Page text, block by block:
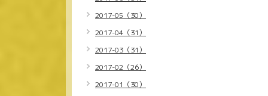
2017-05（30）
2017-04（31）
2017-03（31）
2017-02（26）
2017-01（30）